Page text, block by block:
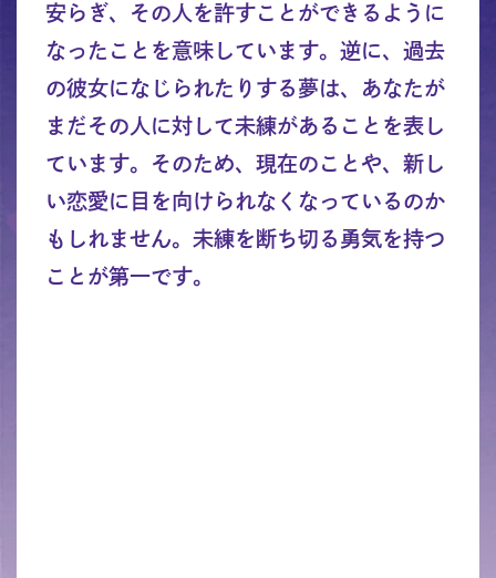
安らぎ、その人を許すことができるように
なったことを意味しています。逆に、過去
の彼女になじられたりする夢は、あなたが
まだその人に対して未練があることを表し
ています。そのため、現在のことや、新し
い恋愛に目を向けられなくなっているのか
もしれません。未練を断ち切る勇気を持つ
ことが第一です。